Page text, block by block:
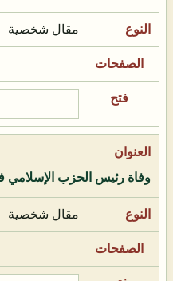
مقال شخصية
وفاة رئيس الحزب الإسلامي
مقال شخصية